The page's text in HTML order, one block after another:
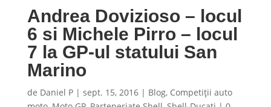
Andrea Dovizioso – locul
6 si Michele Pirro – locul
7 la GP-ul statului San
Marino
de Daniel P| sept. 15, 2016| Blog, Competiţii auto